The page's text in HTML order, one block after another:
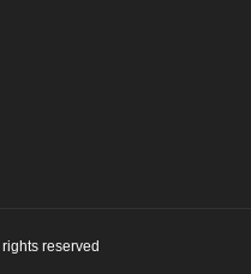
reserved